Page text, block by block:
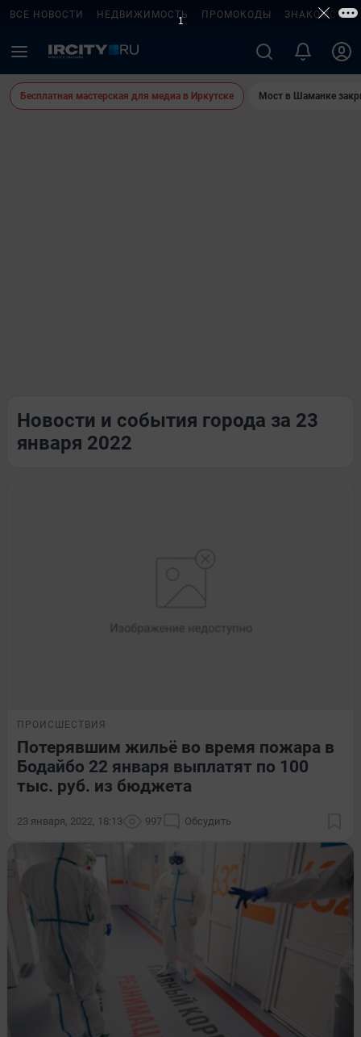
ВСЕ НОВОСТИ НЕДВИЖИМОСТЬ ПРОМОКОДЫ ЗНАКОМСТВА
Бесплатная мастерская для медиа в Иркутске Мост в Шаманке
Новости и события города за 23
января 2022
ПРОИСШЕСТВИЯ
Потерявшим жильё во время пожара в
Бодайбо 22 января выплатят по 100
тыс. руб. из бюджета
23 января, 2022, 18:13 997 Обсудить